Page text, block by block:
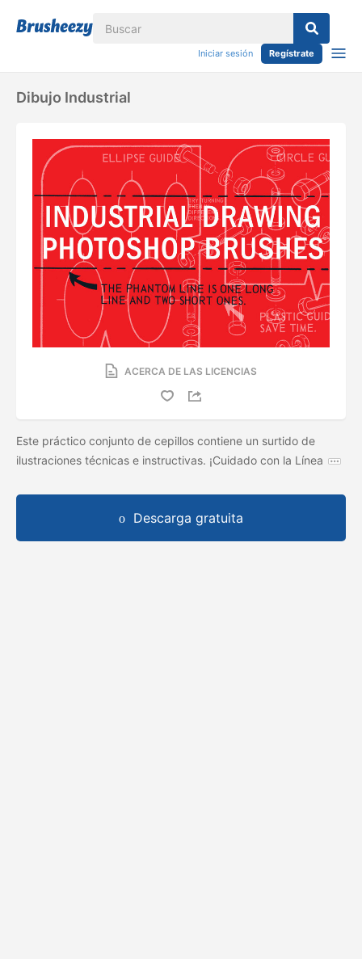
Iniciar sesión Regístrate
Dibujo Industrial
ACERCA DE LAS LICENCIAS
Este práctico conjunto de cepillos contiene un surtido de
ilustraciones técnicas e instructivas. ¡Cuidado con la Línea
Descarga gratuita